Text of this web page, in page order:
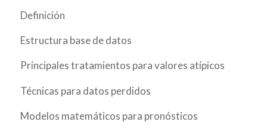
Definición
Estructura base de datos
Principales tratamientos para valores atípicos
Técnicas para datos perdidos
Modelos matemáticos para pronósticos